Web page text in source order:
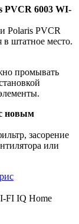
PVCR 6003 WI-
Polaris PVCR
в штатное место.
промывать
новым
засорение
или
FI IQ Home